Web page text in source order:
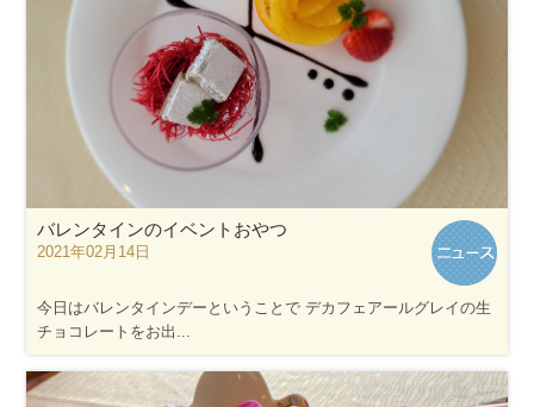
バレンタインのイベントおやつ
2021年02月14日
今日はバレンタインデーということで デカフェアールグレイの生
チョコレートをお出...